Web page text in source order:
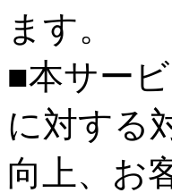
ます。
■本サー
に対する
向上、お